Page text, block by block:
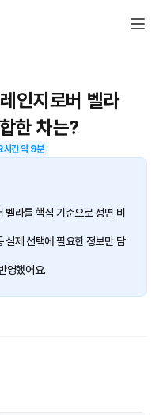
인지로버 벨라
한 차는?
시간 약9분
라를 핵심 기준으로 정면 비
실제 선택에 필요한 정보만 담
영했어요.